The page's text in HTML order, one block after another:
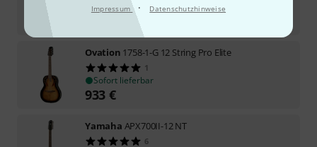
Impressum · Datenschutzhinweise
UVP:6.152
Ovation 1758-1-G 12 String Pro Elite
1
Sofort lieferbar
933 €
Yamaha APX700II-12 NT
6